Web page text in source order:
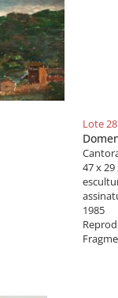
Lote 28
47 x 29
1985